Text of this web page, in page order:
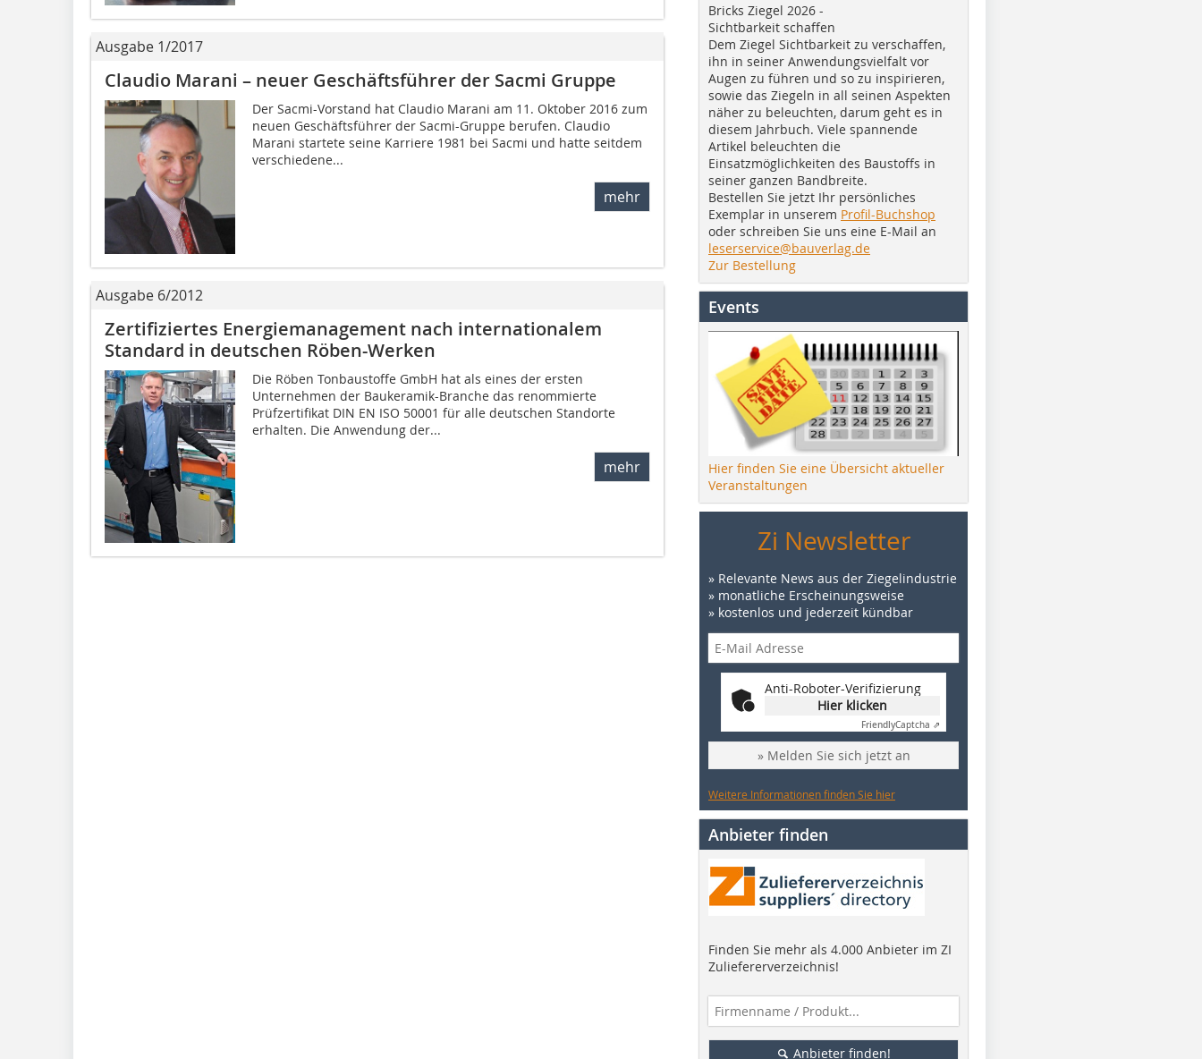
Ausgabe 1/2017
Claudio Marani – neuer Geschäftsführer der Sacmi Gruppe
Der Sacmi-Vorstand hat Claudio Marani am 11. Oktober 2016 zum
neuen Geschäftsführer der Sacmi-Gruppe berufen. Claudio
Marani startete seine Karriere 1981 bei Sacmi und hatte seitdem
verschiedene...
mehr
Ausgabe 6/2012
Zertifiziertes Energiemanagement nach internationalem
Standard in deutschen Röben-Werken
Die Röben Tonbaustoffe GmbH hat als eines der ersten
Unternehmen der Baukeramik-Branche das renommierte
Prüfzertifikat DIN EN ISO 50001 für alle deutschen Standorte
erhalten. Die Anwendung der...
mehr
Bricks Ziegel 2026 -
Sichtbarkeit schaffen
Dem Ziegel Sichtbarkeit zu verschaffen,
ihn in seiner Anwendungsvielfalt vor
Augen zu führen und so zu inspirieren,
sowie das Ziegeln in all seinen Aspekten
näher zu beleuchten, darum geht es in
diesem Jahrbuch. Viele spannende
Artikel beleuchten die
Einsatzmöglichkeiten des Baustoffs in
seiner ganzen Bandbreite.
Bestellen Sie jetzt Ihr persönliches
Exemplar in unserem Profil-Buchshop
oder schreiben Sie uns eine E-Mail an
leserservice@bauverlag.de
Zur Bestellung
Events
Hier finden Sie eine Übersicht aktueller
Veranstaltungen
Zi Newsletter
» Relevante News aus der Ziegelindustrie
» monatliche Erscheinungsweise
» kostenlos und jederzeit kündbar
Anti-Roboter-Verifizierung
Hier klicken
FriendlyCaptcha ⇗
» Melden Sie sich jetzt an
Weitere Informationen finden Sie hier
Anbieter finden
Finden Sie mehr als 4.000 Anbieter im ZI
Zuliefererverzeichnis!
Anbieter finden!